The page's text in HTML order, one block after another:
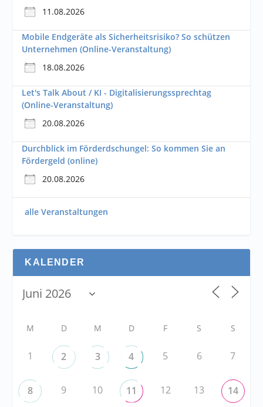
11.08.2026
Mobile Endgeräte als Sicherheitsrisiko? So schützen
Unternehmen (Online-Veranstaltung)
18.08.2026
Let's Talk About / KI - Digitalisierungssprechtag
(Online-Veranstaltung)
20.08.2026
Durchblick im Förderdschungel: So kommen Sie an
Fördergeld (online)
20.08.2026
alle Veranstaltungen
KALENDER
M D M D F S S
1 2 3 4 5 6 7
8 9 10 11 12 13 14